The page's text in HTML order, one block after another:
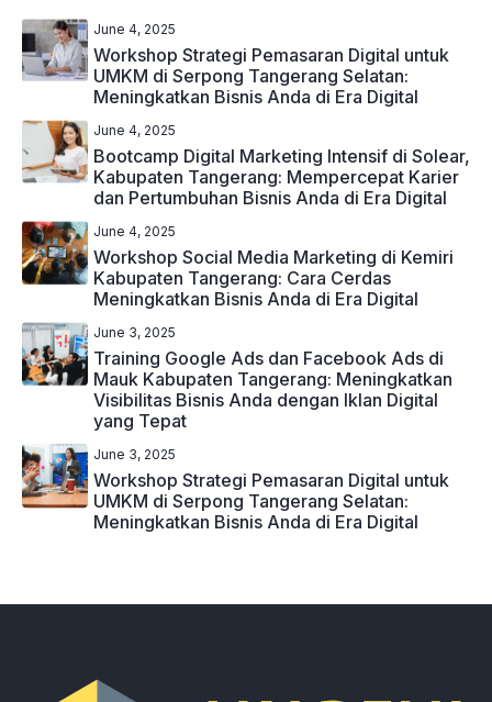
June 4, 2025
Workshop Strategi Pemasaran Digital untuk
UMKM di Serpong Tangerang Selatan:
Meningkatkan Bisnis Anda di Era Digital
June 4, 2025
Bootcamp Digital Marketing Intensif di Solear,
Kabupaten Tangerang: Mempercepat Karier
dan Pertumbuhan Bisnis Anda di Era Digital
June 4, 2025
Workshop Social Media Marketing di Kemiri
Kabupaten Tangerang: Cara Cerdas
Meningkatkan Bisnis Anda di Era Digital
June 3, 2025
Training Google Ads dan Facebook Ads di
Mauk Kabupaten Tangerang: Meningkatkan
Visibilitas Bisnis Anda dengan Iklan Digital
yang Tepat
June 3, 2025
Workshop Strategi Pemasaran Digital untuk
UMKM di Serpong Tangerang Selatan:
Meningkatkan Bisnis Anda di Era Digital